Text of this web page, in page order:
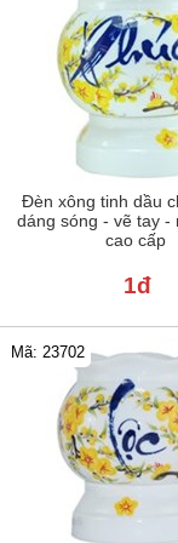
Đèn xông tinh dầu
dáng sóng - vẽ tay -
cao cấp
1đ
Mã: 23702